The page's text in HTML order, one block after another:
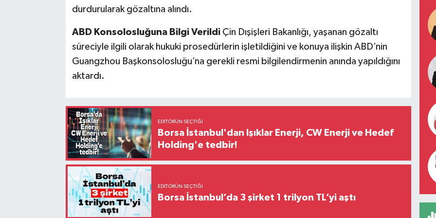
durdurularak gözaltına alındı.
ABD Konsolosluğuna Bilgi VerildiÇin Dışişleri Bakanlığı, yaşanan gözaltı
süreciyle ilgili olarak hukuki prosedürlerin işletildiğini ve konuya ilişkin ABD’nin
Guangzhou Başkonsolosluğu’na gerekli resmi bilgilendirmenin anında yapıldığını
aktardı.
EDITÖRÜN SEÇTIĞI
Borsa İstanbul'dan Işıklar Enerji, CW Enerji ve Hedef
Holding'e tedbir!
EDITÖRÜN SEÇTIĞI
Borsa İstanbul’da 3 şirket 1 trilyon TL’yi aştı